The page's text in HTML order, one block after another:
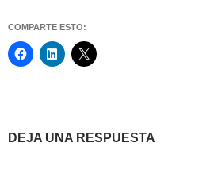
COMPARTE ESTO:
Navegación
DEJA UNA RESPUESTA